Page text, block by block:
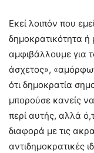
Εκεί λοιπόν που
δημοκρατικότητα
αμφιβάλλουμε για
άσχετος»,
ότι δημοκρατία
μπορούσε κανείς
περί αυτής, αλλά
διαφορά με τις
αντιδημοκρατικές